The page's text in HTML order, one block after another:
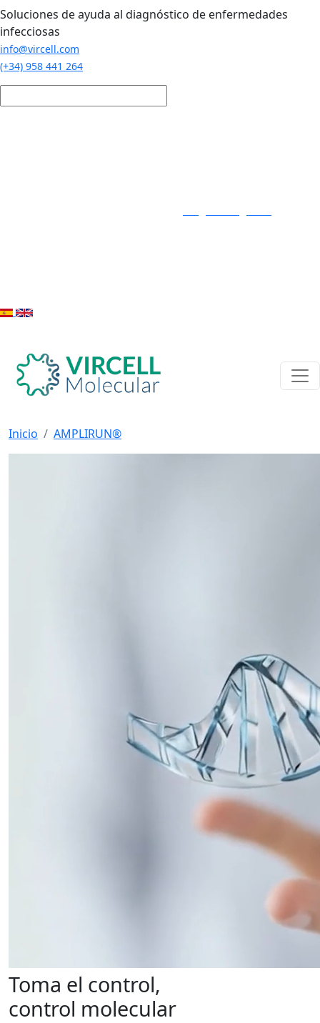
Pasar al contenido principal
Soluciones de ayuda al diagnóstico de enfermedades
infecciosas
info@vircell.com
(+34) 958 441 264
Inicio AMPLIRUN®
Toma el control,
control molecular